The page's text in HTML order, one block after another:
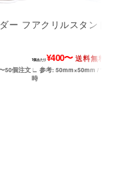
ー フ
50個注文
アクリルスタンド
1個あたり¥400〜 送料無料
∟ 参考: 50mm×50mm / 11〜
時